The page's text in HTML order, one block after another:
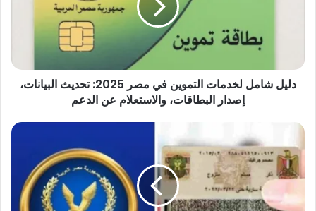
البيانات،
إصدار
عن
دليل شامل لخدمات التموين في مصر 2025: تحديث البيانات،
إصدار البطاقات، والاستعلام عن الدعم
دليلك
الكامل
لخدمات
بطاقة
القومي